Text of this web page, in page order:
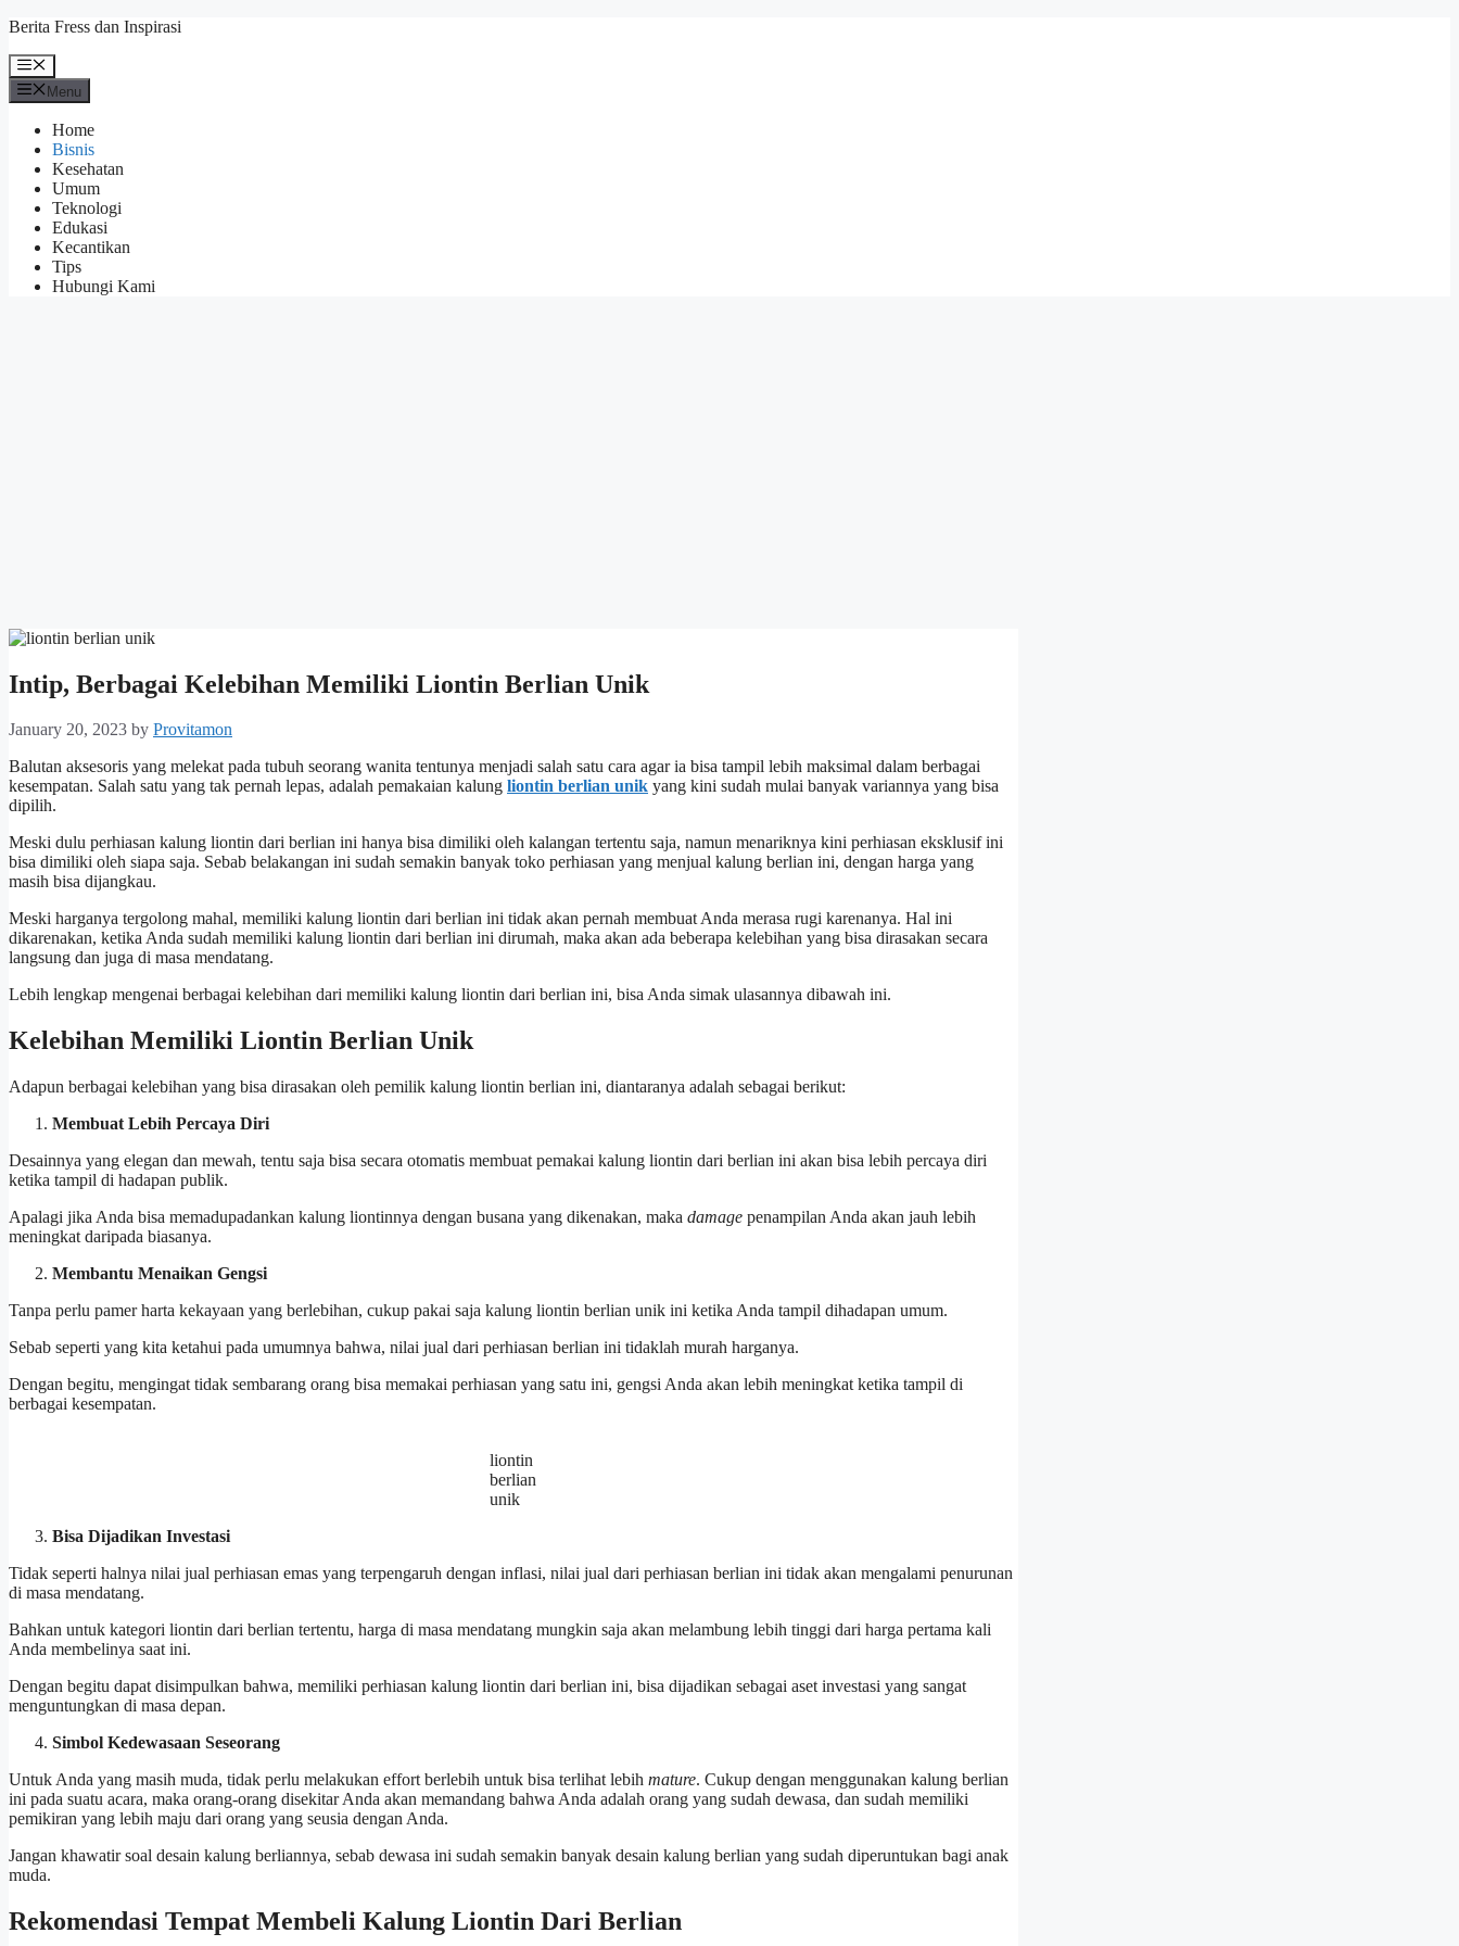
Skip
content
Berita Fress dan Inspirasi
Menu
Menu
Home
Bisnis
Kesehatan
Umum
Teknologi
Edukasi
Kecantikan
Tips
Hubungi Kami
Intip, Berbagai Kelebihan Memiliki Liontin Berlian Unik
January 20, 2023 by Provitamon
Balutan aksesoris yang melekat pada tubuh seorang wanita tentunya menjadi salah satu cara agar ia bisa tampil lebih maksimal dalam berbagai
kesempatan. Salah satu yang tak pernah lepas, adalah pemakaian kalung liontin berlian unik yang kini sudah mulai banyak variannya yang bisa
dipilih.
Meski dulu perhiasan kalung liontin dari berlian ini hanya bisa dimiliki oleh kalangan tertentu saja, namun menariknya kini perhiasan eksklusif ini
bisa dimiliki oleh siapa saja. Sebab belakangan ini sudah semakin banyak toko perhiasan yang menjual kalung berlian ini, dengan harga yang
masih bisa dijangkau.
Meski harganya tergolong mahal, memiliki kalung liontin dari berlian ini tidak akan pernah membuat Anda merasa rugi karenanya. Hal ini
dikarenakan, ketika Anda sudah memiliki kalung liontin dari berlian ini dirumah, maka akan ada beberapa kelebihan yang bisa dirasakan secara
langsung dan juga di masa mendatang.
Lebih lengkap mengenai berbagai kelebihan dari memiliki kalung liontin dari berlian ini, bisa Anda simak ulasannya dibawah ini.
Kelebihan Memiliki Liontin Berlian Unik
Adapun berbagai kelebihan yang bisa dirasakan oleh pemilik kalung liontin berlian ini, diantaranya adalah sebagai berikut:
Membuat Lebih Percaya Diri
Desainnya yang elegan dan mewah, tentu saja bisa secara otomatis membuat pemakai kalung liontin dari berlian ini akan bisa lebih percaya diri
ketika tampil di hadapan publik.
Apalagi jika Anda bisa memadupadankan kalung liontinnya dengan busana yang dikenakan, maka damage penampilan Anda akan jauh lebih
meningkat daripada biasanya.
Membantu Menaikan Gengsi
Tanpa perlu pamer harta kekayaan yang berlebihan, cukup pakai saja kalung liontin berlian unik ini ketika Anda tampil dihadapan umum.
Sebab seperti yang kita ketahui pada umumnya bahwa, nilai jual dari perhiasan berlian ini tidaklah murah harganya.
Dengan begitu, mengingat tidak sembarang orang bisa memakai perhiasan yang satu ini, gengsi Anda akan lebih meningkat ketika tampil di
berbagai kesempatan.
liontin
berlian
unik
Bisa Dijadikan Investasi
Tidak seperti halnya nilai jual perhiasan emas yang terpengaruh dengan inflasi, nilai jual dari perhiasan berlian ini tidak akan mengalami penurunan
di masa mendatang.
Bahkan untuk kategori liontin dari berlian tertentu, harga di masa mendatang mungkin saja akan melambung lebih tinggi dari harga pertama kali
Anda membelinya saat ini.
Dengan begitu dapat disimpulkan bahwa, memiliki perhiasan kalung liontin dari berlian ini, bisa dijadikan sebagai aset investasi yang sangat
menguntungkan di masa depan.
Simbol Kedewasaan Seseorang
Untuk Anda yang masih muda, tidak perlu melakukan effort berlebih untuk bisa terlihat lebih mature. Cukup dengan menggunakan kalung berlian
ini pada suatu acara, maka orang-orang disekitar Anda akan memandang bahwa Anda adalah orang yang sudah dewasa, dan sudah memiliki
pemikiran yang lebih maju dari orang yang seusia dengan Anda.
Jangan khawatir soal desain kalung berliannya, sebab dewasa ini sudah semakin banyak desain kalung berlian yang sudah diperuntukan bagi anak
muda.
Rekomendasi Tempat Membeli Kalung Liontin Dari Berlian